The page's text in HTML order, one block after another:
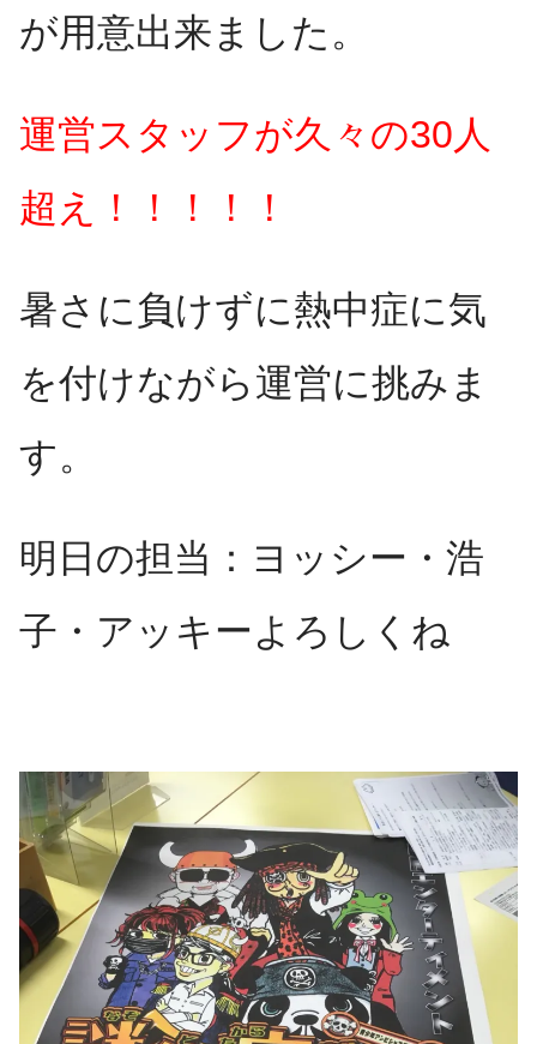
が用意出来ました。
運営スタッフが久々の30人
超え！！！！！
暑さに負けずに熱中症に気
を付けながら運営に挑みま
す。
明日の担当：ヨッシー・浩
子・アッキーよろしくね